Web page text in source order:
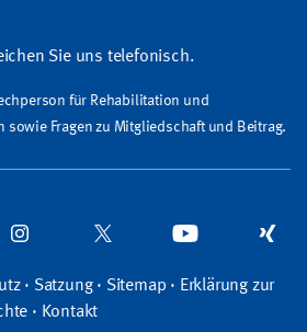
Sie uns telefonisch.
für Rehabilitation und
sowie Fragen zu Mitgliedschaft und Beitrag.
· Satzung· Sitemap · Erklärung zur
· Kontakt